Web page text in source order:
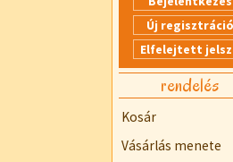
rendelés
Kosár
Vásárlás menete